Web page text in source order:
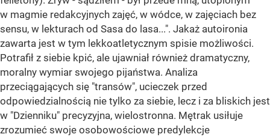
w magmie redakcyjnych zajęć, w wódce, w zajęciach bez
sensu, w lekturach od Sasa do lasa...". Jakaż autoironia
zawarta jest w tym lekkoatletycznym spisie możliwości.
Potrafił z siebie kpić, ale ujawniał również dramatyczny,
moralny wymiar swojego pijaństwa. Analiza
przeciągających się "transów", ucieczek przed
odpowiedzialnością nie tylko za siebie, lecz i za bliskich jest
w "Dzienniku" precyzyjna, wielostronna. Mętrak usiłuje
zrozumieć swoje osobowościowe predylekcje